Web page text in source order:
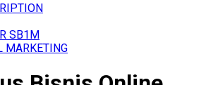
SB1M
MARKETING